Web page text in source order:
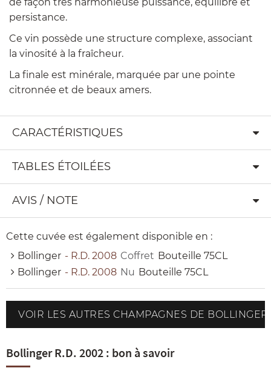
de façon très harmonieuse puissance, équilibre et
persistance.
Ce vin possède une structure complexe, associant
la vinosité à la fraîcheur.
La finale est minérale, marquée par une pointe
citronnée et de beaux amers.
CARACTÉRISTIQUES
TABLES ÉTOILÉES
AVIS / NOTE
Cette cuvée est également disponible en :
Bollinger - R.D. 2008 Coffret Bouteille 75CL
Bollinger - R.D. 2008 Nu Bouteille 75CL
VOIR LES AUTRES CHAMPAGNES DE BOLLINGER
Bollinger R.D. 2002 : bon à savoir